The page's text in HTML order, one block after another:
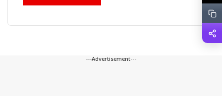
---Advertisement---